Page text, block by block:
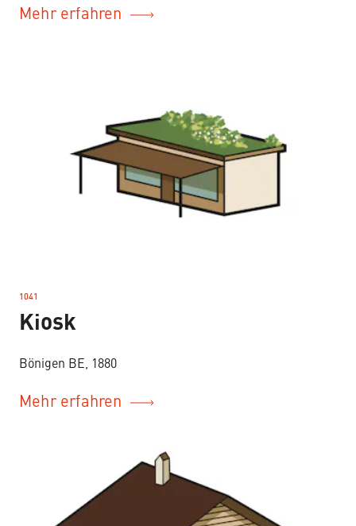
Mehr erfahren
1041
–
Kiosk
Bönigen BE, 1880
Mehr erfahren